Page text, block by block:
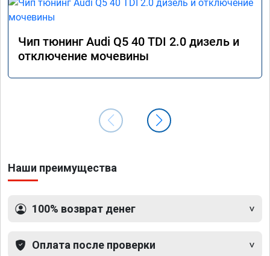
Чип тюнинг Audi Q5 40 TDI 2.0 дизель и
отключение мочевины
Наши преимущества
100% возврат денег
Оплата после проверки